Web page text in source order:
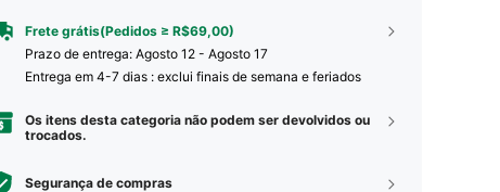
Frete grátis(Pedidos ≥ R$69,00)
Prazo de entrega: Agosto 12 - Agosto 17
Entrega em 4-7 dias : exclui finais de semana e feriados
Os itens desta categoria não podem ser devolvidos ou
trocados.
Segurança de compras